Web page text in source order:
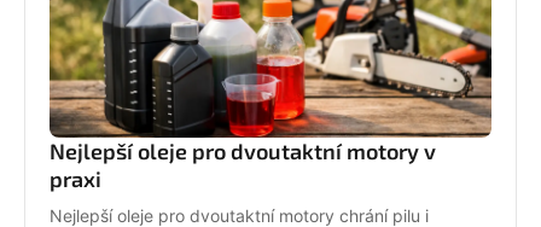
Nejlepší oleje pro dvoutaktní motory v
praxi
Nejlepší oleje pro dvoutaktní motory chrání pilu i